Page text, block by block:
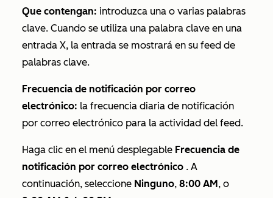
Que contengan: introduzca una o varias palabras
clave. Cuando se utiliza una palabra clave en una
entrada X, la entrada se mostrará en su feed de
palabras clave.
Frecuencia de notificación por correo
electrónico: la frecuencia diaria de notificación
por correo electrónico para la actividad del feed.
Haga clic en el menú desplegable Frecuencia de
notificación por correo electrónico . A
continuación, seleccione Ninguno, 8:00 AM, o